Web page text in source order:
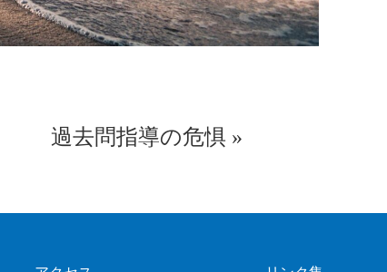
過去問指導の危惧 »